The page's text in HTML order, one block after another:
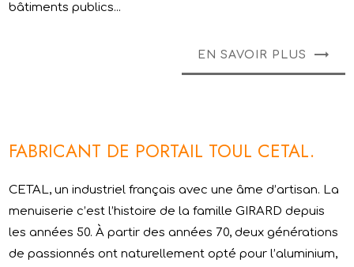
bâtiments publics...
EN SAVOIR PLUS
FABRICANT DE PORTAIL TOUL CETAL.
CETAL, un industriel français avec une âme d’artisan. La
menuiserie c’est l’histoire de la famille GIRARD depuis
les années 50. À partir des années 70, deux générations
de passionnés ont naturellement opté pour l’aluminium,